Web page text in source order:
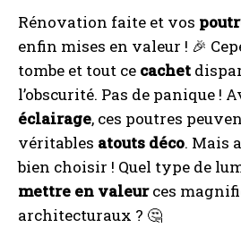
Rénovation faite et vos
enfin mises en valeur ! 🎉
tombe et tout ce cachet
l’obscurité. Pas de panique !
éclairage, ces poutres
véritables atouts déco. Mais
bien choisir ! Quel type de
mettre en valeurces
architecturaux ? 🤔